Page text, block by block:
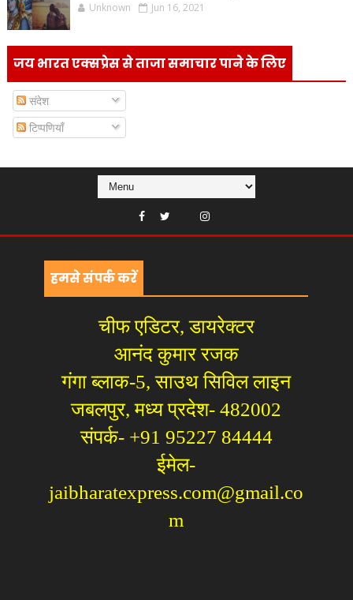
Unknown Jun 16, 2021
जय भारत एक्सप्रेस से ताजा समाचार पाने के लिए
संदेश
टिप्पणियाँ
हमसे संपर्क करें
चीफ एडिटर, डायरेक्टर
आनंद कुमार रजक
गंगा ब्लाक-5, साउथ सिविल लाइन
जबलपुर, मध्य प्रदेश- 482002
संपर्क- +91 95227 84444
ईमेल-
jaibharatexpress.com@gmail.co
m